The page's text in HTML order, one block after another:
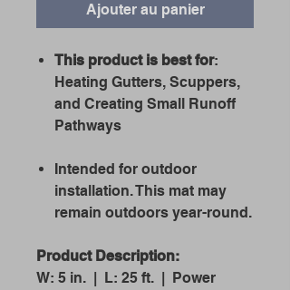
Ajouter au panier
This product is best for:
Heating Gutters, Scuppers,
and Creating Small Runoff
Pathways
Intended for outdoor
installation. This mat may
remain outdoors year-round.
Product Description:
W: 5 in. | L: 25 ft. | Power